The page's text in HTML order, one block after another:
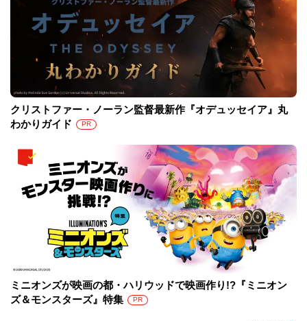
クリストファー・ノーラン監督最新作『オデュッセイア』丸
わかりガイド
PR
ミニオンズが映画の都・ハリウッドで映画作り!?『ミニオン
ズ＆モンスターズ』特集
PR